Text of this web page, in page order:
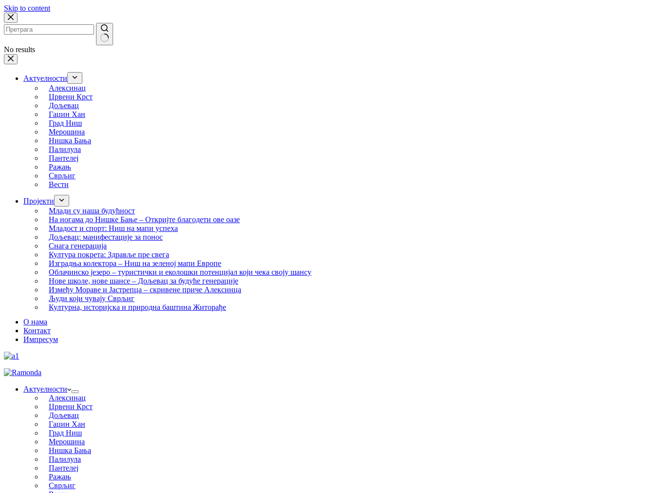
Skip to content
No results
Актуелности
Алексинац
Црвени Крст
Дољевац
Гаџин Хан
Град Ниш
Мерошина
Нишка Бања
Палилула
Пантелеј
Ражањ
Сврљиг
Вести
Пројекти
Млади су наша будућност
На ногама до Нишке Бање – Откријте благодети ове оазе
Младост и спорт: Ниш на мапи успеха
Дољевац: манифестације за понос
Снага генерација
Култура покрета: Здравље пре свега
Изградња колектора – Ниш на зеленој мапи Европе
Облачинско језеро – туристички и еколошки потенцијал који чека своју шансу
Нове школе, нове шансе – Дољевац за будуће генерације
Између Мораве и Јастрепца – скривене приче Алексинца
Људи који чувају Сврљиг
Културна, историјска и природна баштина Житорађе
О нама
Контакт
Импресум
Актуелности
Алексинац
Црвени Крст
Дољевац
Гаџин Хан
Град Ниш
Мерошина
Нишка Бања
Палилула
Пантелеј
Ражањ
Сврљиг